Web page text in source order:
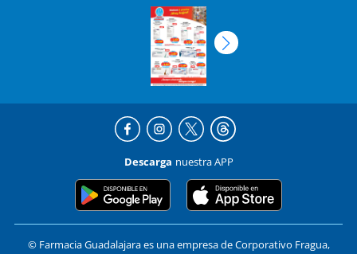
Descarga nuestra APP
© Farmacia Guadalajara es una empresa de Corporativo Fragua,